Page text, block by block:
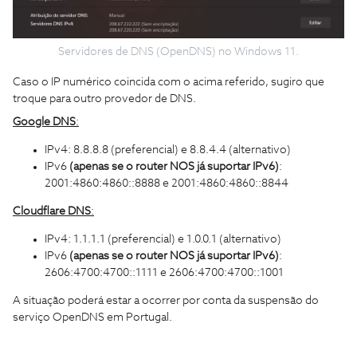
Servidores de DNS (OpenDNS) no Windows 11.
Caso o IP numérico coincida com o acima referido, sugiro que
troque para outro provedor de DNS.
Google DNS:
IPv4: 8.8.8.8 (preferencial) e 8.8.4.4 (alternativo)
IPv6 (apenas se o router NOS já suportar IPv6):
2001:4860:4860::8888 e 2001:4860:4860::8844
Cloudflare DNS:
IPv4: 1.1.1.1 (preferencial) e 1.0.0.1 (alternativo)
IPv6 (apenas se o router NOS já suportar IPv6):
2606:4700:4700::1111 e 2606:4700:4700::1001
A situação poderá estar a ocorrer por conta da suspensão do
serviço OpenDNS em Portugal.